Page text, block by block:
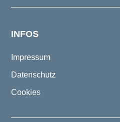
INFOS
Impressum
Datenschutz
Cookies